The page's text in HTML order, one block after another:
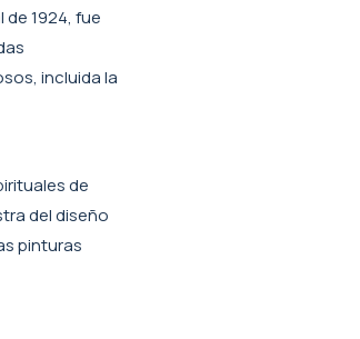
1924, fue
incluida la
de
del diseño
pinturas